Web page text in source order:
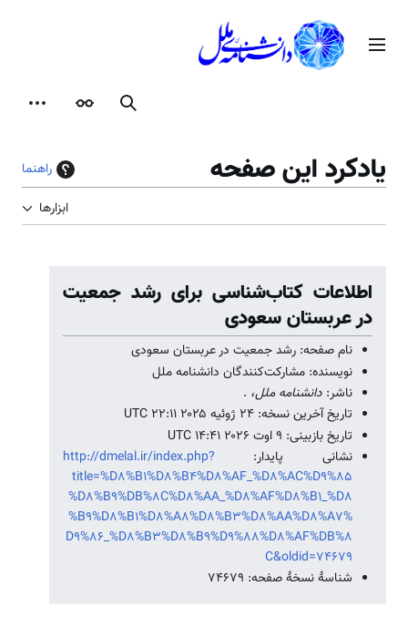
محتوامنوی اصلی
جستجوظاهر
یادکرد این صفحه
راهنما
ابزارها
اطلاعات کتاب‌شناسی برای رشد جمعیت
در عربستان سعودی
نام صفحه: رشد جمعیت در عربستان سعودی
نویسنده: مشارکت‌کنندگان دانشنامه ملل
ناشر:دانشنامه ملل، .
تاریخ آخرین نسخه: ۲۴ ژوئیه ۲۰۲۵ ‏۲۲:۱۱ UTC
تاریخ بازبینی: ۹ اوت ۲۰۲۶ ‏۱۴:۴۱ UTC
نشانی پایدار: http://dmelal.ir/index.php?
title=%D8%B1%D8%B4%D8%AF_%D8%AC%D9%85
%D8%B9%DB%8C%D8%AA_%D8%AF%D8%B1_%D8
%B9%D8%B1%D8%A8%D8%B3%D8%AA%D8%A7%
D9%86_%D8%B3%D8%B9%D9%88%D8%AF%DB%8
C&oldid=74679
شناسهٔ نسخهٔ صفحه: 74679